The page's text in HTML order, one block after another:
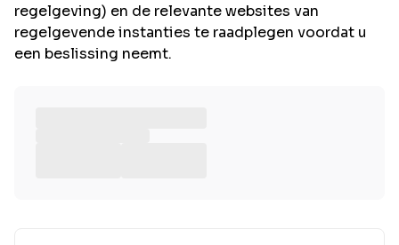
regelgeving) en de relevante websites van
regelgevende instanties te raadplegen voordat u
een beslissing neemt.